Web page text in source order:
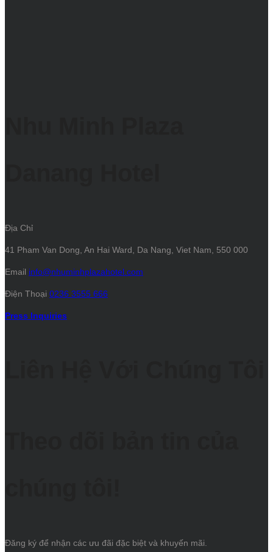
Địa Chỉ
41 Pham Van Dong, An Hai Ward, Da Nang, Viet Nam, 550 000
Email info@nhuminhplazahotel.com
Điện Thoại 0236 3555 666
Press Inquiries
Đăng ký để nhận các ưu đãi đặc biệt và khuyến mãi.